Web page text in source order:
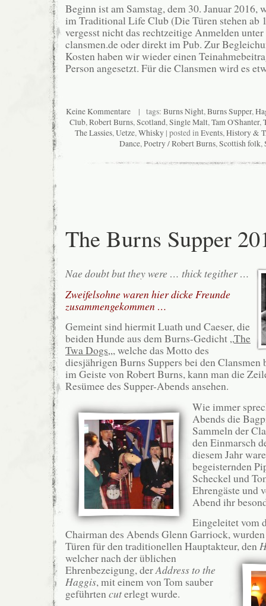
Beginn ist am Samstag, dem 30. Januar 2016,
im Traditional Life Club (Die Türen stehen ab
vergesst nicht das rechtzeitige Anmelden
clansmen.de oder direkt im Pub. Zur
Kosten haben wir wieder einen
Person angesetzt. Für die Clansmen wird es
Keine Kommentare| tags: Burns Night,Burns Supper,
Club,Robert Burns,Scotland,Single Malt,Tam O'Shanter,
The Lassies,Uetze,Whisky| posted inEvents,History &
Dance,Poetry / Robert Burns,Scottish folk,
The Burns Supper
Nae doubt but they were … thick tegither …
Zweifelsohne waren hier dicke Freunde
zusammengekommen …
Gemeint sind hiermit Luath und Caeser, die
beiden Hunde aus dem Burns-Gedicht „The
Twa Dogs„, welche das Motto des
diesjährigen Burns Suppers bei den Clansmen
im Geiste von Robert Burns, kann man die
Resümee des Supper-Abends ansehen.
Wie immer
Abends die
Sammeln der
den Einmarsch
diesem Jahr
begeisternden
Scheckel und
Ehrengäste und
Abend ihr
Eingeleitet vom
Chairman des Abends Glenn Garriock,
Türen für den traditionellen Hauptakteur, den
welcher nach der üblichen
Ehrenbezeigung, derAddress to the
Haggis, mit einem von Tom sauber
geführtencuterlegt wurde.